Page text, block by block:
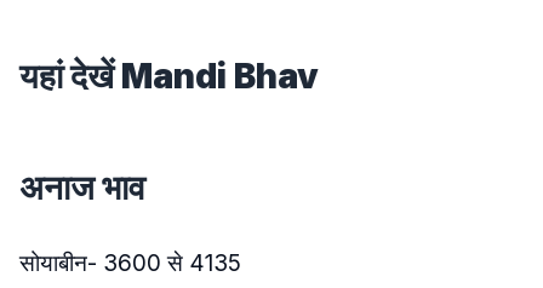
यहां देखें Mandi Bhav
अनाज भाव
सोयाबीन- 3600 से 4135